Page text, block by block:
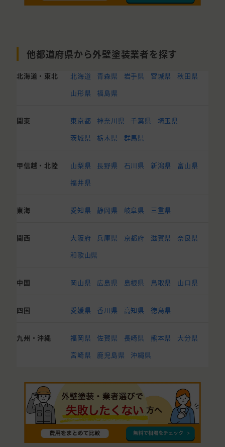
他都道府県から外壁塗装業者を探す
北海道・東北 北海道 青森県 岩手県 宮城県
秋田県
山形県
福島県
関東 東京都 神奈川県 千葉県
埼玉県
茨城県
栃木県 群馬県
甲信越・北陸 山梨県 長野県 石川県 新潟県
富山県
福井県
東海 愛知県 静岡県 岐阜県 三重県
関西 大阪府 兵庫県 京都府 滋賀県
奈良県
和歌山県
中国 岡山県 広島県 島根県 鳥取県 山口県
四国 愛媛県 香川県 高知県 徳島県
九州・沖縄 福岡県 佐賀県 長崎県 熊本県
大分県
宮崎県
鹿児島県 沖縄県